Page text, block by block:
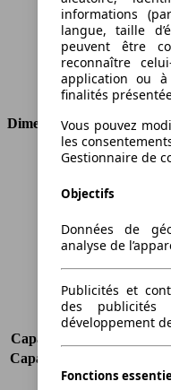
Cylindrée
Carburant
Cylindres
Transmission
Type de traction
Dimensions
Longueur
Largeur
Empattement
Poids maximum
Sièges
Charge sur toit
Capacité de remorquage
Capacité de remorquage
Volume du
informations
langue, taille
peuvent être
reconnaître
application ou
finalités
Vous pouvez
les
Gestionnaire de
Objectifs
Données de
analyse de
Publicités et
des publicités
développement
Fonctions